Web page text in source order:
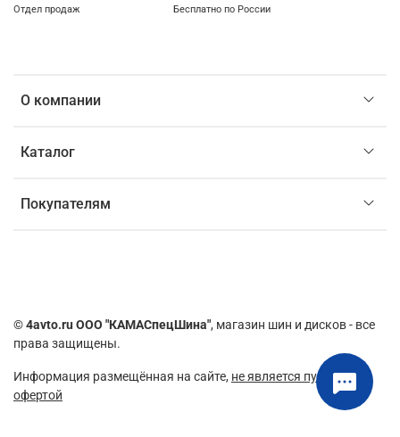
О компании
Каталог
Покупателям
Отдел продаж Бесплатно по России
©4avto.ru ООО "КАМАСпецШина", магазин шин и дисков - все
права защищены.
Информация размещённая на сайте, не является публичной
офертой